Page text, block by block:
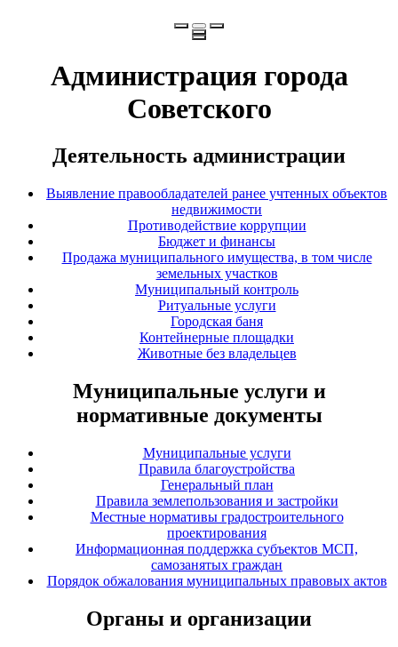
Администрация города
Советского
Деятельность администрации
Выявление правообладателей ранее учтенных объектов
недвижимости
Противодействие коррупции
Бюджет и финансы
Продажа муниципального имущества, в том числе
земельных участков
Муниципальный контроль
Ритуальные услуги
Городская баня
Контейнерные площадки
Животные без владельцев
Муниципальные услуги и
нормативные документы
Муниципальные услуги
Правила благоустройства
Генеральный план
Правила землепользования и застройки
Местные нормативы градостроительного
проектирования
Информационная поддержка субъектов МСП,
самозанятых граждан
Порядок обжалования муниципальных правовых актов
Органы и организации